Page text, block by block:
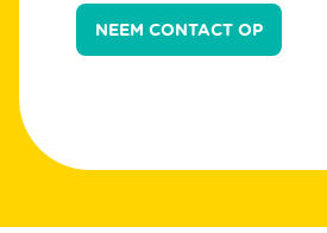
NEEM CONTACT OP